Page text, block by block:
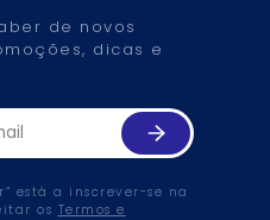
de novos
dicas e
está a inscrever-se na
os Termos e